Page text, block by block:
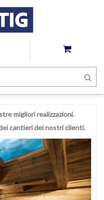
migliori realizzazioni.
cantieri dei nostri clienti.